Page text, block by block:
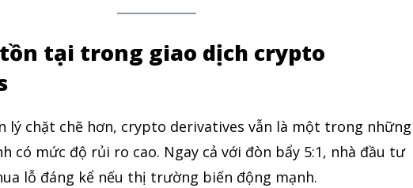
tại trong giao dịch crypto
lý chặt chẽ hơn, crypto derivatives vẫn là một trong những
có mức độ rủi ro cao. Ngay cả với đòn bẩy 5:1, nhà đầu tư
lỗ đáng kể nếu thị trường biến động mạnh.